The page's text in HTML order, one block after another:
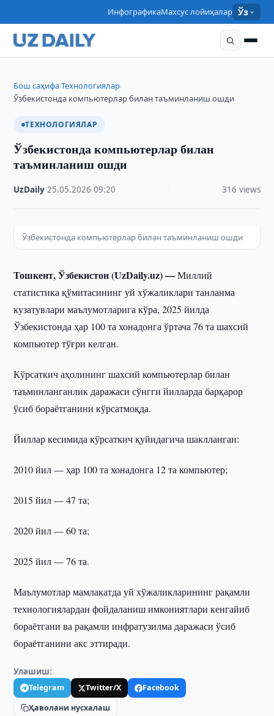
ИнфографикаМахсус лойиҳалар Ўз
Бош саҳифа›Технологиялар›
Ўзбекистонда компьютерлар билан таъминланиш ошди
ТЕХНОЛОГИЯЛАР
Ўзбекистонда компьютерлар билан
таъминланиш ошди
UzDaily ·25.05.2026 ·09:20 316 views
Ўзбекистонда компьютерлар билан таъминланиш ошди
Тошкент, Ўзбекистон (UzDaily.uz) —Миллий
статистика қўмитасининг уй хўжаликлари танланма
кузатувлари маълумотларига кўра, 2025 йилда
Ўзбекистонда ҳар 100 та хонадонга ўртача 76 та шахсий
компьютер тўғри келган.
Кўрсаткич аҳолининг шахсий компьютерлар билан
таъминланганлик даражаси сўнгги йилларда барқарор
ўсиб бораётганини кўрсатмоқда.
Йиллар кесимида кўрсаткич қуйидагича шаклланган:
2010 йил — ҳар 100 та хонадонга 12 та компьютер;
2015 йил — 47 та;
2020 йил — 60 та;
2025 йил — 76 та.
Маълумотлар мамлакатда уй хўжаликларининг рақамли
технологиялардан фойдаланиш имкониятлари кенгайиб
бораётгани ва рақамли инфратузилма даражаси ўсиб
бораётганини акс эттиради.
Улашиш:
Telegram Twitter/X
Facebook
Ҳаволани нусхалаш